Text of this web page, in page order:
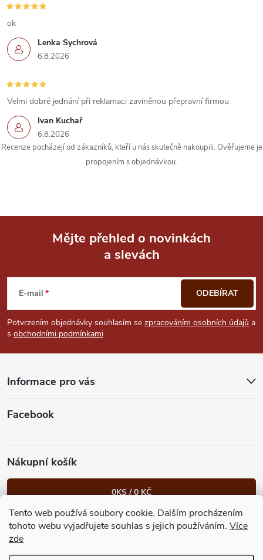
Tento web používá soubory cookie. Dalším procházením
tohoto webu vyjadřujete souhlas s jejich používáním. Více
zde
Lenka Sychrová
6.8.2026
ok
Ivan Kuchař
6.8.2026
Velmi dobré jednání při reklamaci zaviněnou přepravní firmou
Recenze pocházejí od zákazníků, kteří u nás skutečně nakoupili. Ověřujeme je
propojením s objednávkou.
p
a
Mějte přehled o novinkách
a slevách
E-mail
Potvrzením objednávky souhlasím se zpracováním osobních údajů a
s obchodními podmínkami
ODEBÍRAT
Informace pro vás
Facebook
Nákupní košík
0KS /0 KČ
Heureka.cz Facebook Instagram Bonvolo - přidej se taky